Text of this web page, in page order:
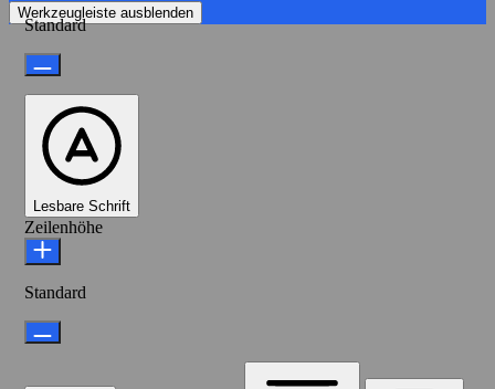
Werkzeugleiste ausblenden
Standard
Lesbare Schrift
Zeilenhöhe
Standard